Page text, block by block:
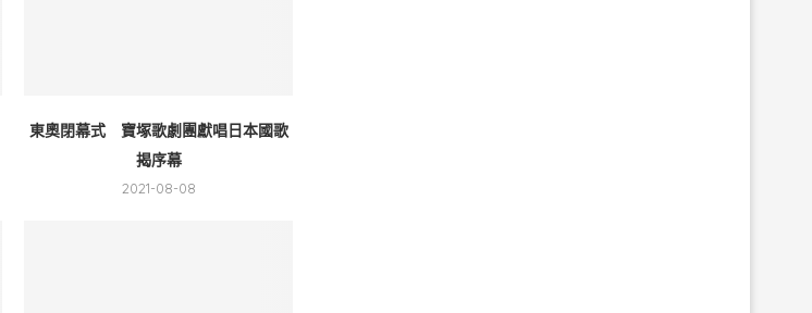
東奧閉幕式 寶塚歌劇團獻唱日本國歌
揭序幕
2021-08-08